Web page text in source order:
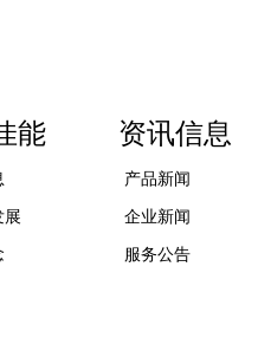
能 资讯信息
产品新闻
企业新闻
服务公告